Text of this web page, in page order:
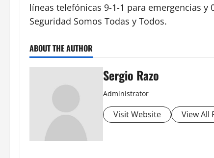
líneas telefónicas 9-1-1 para emergencias
Seguridad Somos Todas y Todos.
ABOUT THE AUTHOR
Sergio Razo
Administrator
Visit Website View All